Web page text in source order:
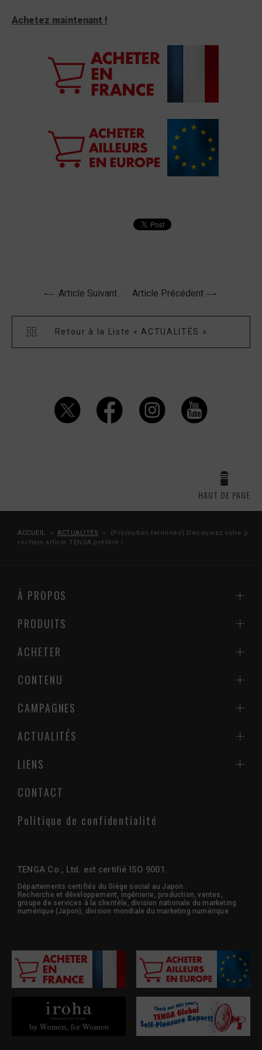
Achetez maintenant !
Article Suivant Article Précédent
Retour à la Liste « ACTUALITÉS »
HAUT DE PAGE
ACCUEIL ACTUALITÉS
(Promotion terminée) Découvrez votre p
rochain article TENGA préféré !
À PROPOS
PRODUITS
ACHETER
CONTENU
ACTUALITÉS
CONTACT
Politique de confidentialité
CAMPAGNES
LIENS
TENGA Co., Ltd. est certifié ISO 9001.
Départements certifiés du Siège social au Japon :
Recherche et développement, ingénierie, production, ventes,
groupe de services à la clientèle, division nationale du marketing
numérique (Japon), division mondiale du marketing numérique